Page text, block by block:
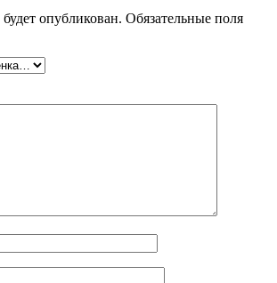
опубликован. Обязательные поля